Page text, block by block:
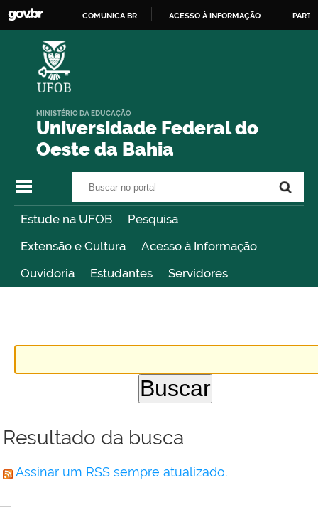
COMUNICA BR ACESSO À INFORMAÇÃO
Universidade Federal do
Oeste da Bahia
MINISTÉRIO DA EDUCAÇÃO
Estude na UFOB
Pesquisa
Extensão e Cultura
Acesso à Informação
Ouvidoria
Estudantes Servidores
Resultado da busca
Assinar um RSS sempre atualizado.